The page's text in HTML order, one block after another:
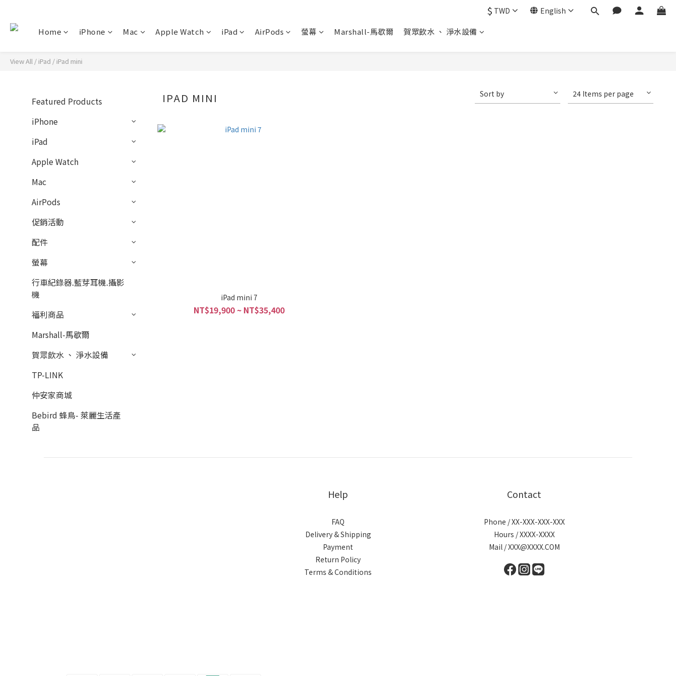
$ TWD English
Home iPhone Mac Apple Watch iPad AirPods 螢幕 Marshall-馬歇爾 賀眾飲水 、 淨水設備
View All / iPad / iPad mini
Featured Products
iPhone
iPad
Apple Watch
Mac
AirPods
促銷活動
配件
螢幕
行車紀錄器.藍芽耳機.攝影
機
福利商品
Marshall-馬歇爾
賀眾飲水 、 淨水設備
TP-LINK
仲安家商城
Bebird 蜂鳥- 萊麗生活產
品
IPAD MINI Sort by 24 Items per page
iPad mini 7
NT$19,900 ~ NT$35,400
Help
FAQ
Delivery & Shipping
Payment
Return Policy
Terms & Conditions
Contact
Phone / XX-XXX-XXX-XXX
Hours / XXXX-XXXX
Mail / XXX@XXXX.COM